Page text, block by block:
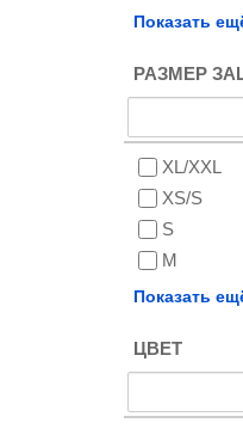
Снят с
Показать
РАЗМЕР
XL/XXL
XS/S
S
M
M/L
XL
XXXL
Показать
ЦВЕТ